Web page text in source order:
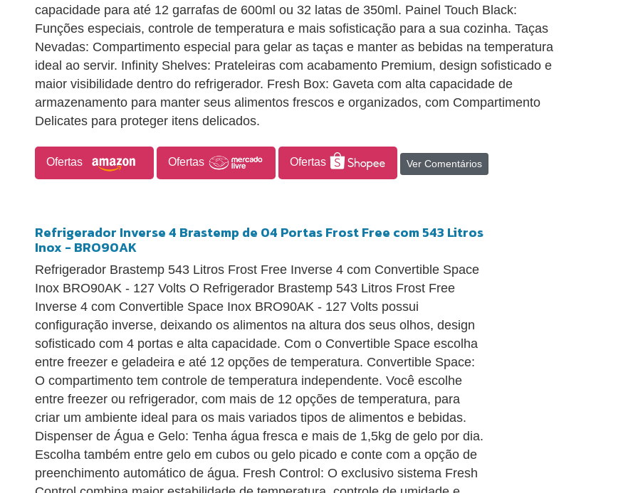
capacidade para até 12 garrafas de 600ml ou 32 latas de 350ml. Painel Touch Black:
Funções especiais, controle de temperatura e mais sofisticação para a sua cozinha. Taças
Nevadas: Compartimento especial para gelar as taças e manter as bebidas na temperatura
ideal ao servir. Infinity Shelves: Prateleiras com acabamento Premium, design sofisticado e
maior visibilidade dentro do refrigerador. Fresh Box: Gaveta com alta capacidade de
armazenamento para manter seus alimentos frescos e organizados, com Compartimento
Delicates para proteger itens delicados.
Ofertas Ofertas Ofertas Ver Comentários
Refrigerador Inverse 4 Brastemp de 04 Portas Frost Free com 543 Litros
Inox - BRO90AK
Refrigerador Brastemp 543 Litros Frost Free Inverse 4 com Convertible Space
Inox BRO90AK - 127 Volts O Refrigerador Brastemp 543 Litros Frost Free
Inverse 4 com Convertible Space Inox BRO90AK - 127 Volts possui
configuração inverse, deixando os alimentos na altura dos seus olhos, design
sofisticado com 4 portas e alta capacidade. Com o Convertible Space escolha
entre freezer e geladeira e até 12 opções de temperatura. Convertible Space:
O compartimento tem controle de temperatura independente. Você escolhe
entre freezer ou refrigerador, com mais de 12 opções de temperatura, para
criar um ambiente ideal para os mais variados tipos de alimentos e bebidas.
Dispenser de Água e Gelo: Tenha água fresca e mais de 1,5kg de gelo por dia.
Escolha também entre gelo em cubos ou gelo picado e conte com a opção de
preenchimento automático de água. Fresh Control: O exclusivo sistema Fresh